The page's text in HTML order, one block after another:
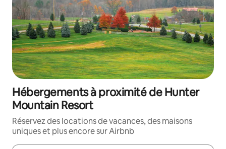
Hébergements à proximité de Hunter
Mountain Resort
Réservez des locations de vacances, des maisons
uniques et plus encore sur Airbnb